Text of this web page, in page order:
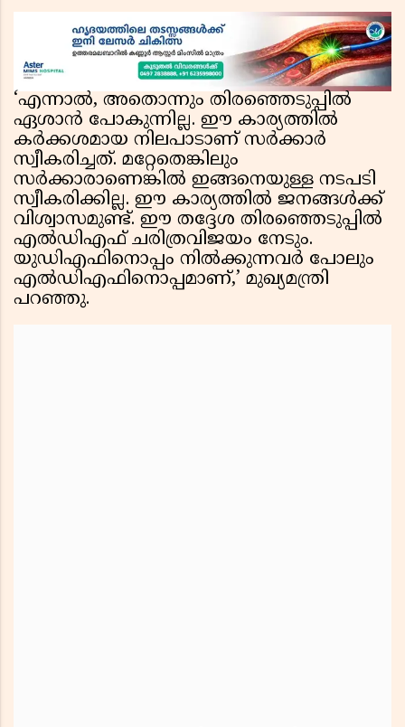
‘എന്നാൽ, അതൊന്നും തിരഞ്ഞെടുപ്പിൽ
ഏശാൻ പോകുന്നില്ല. ഈ കാര്യത്തിൽ
കർക്കശമായ നിലപാടാണ് സർക്കാർ
സ്വീകരിച്ചത്. മറ്റേതെങ്കിലും
സർക്കാരാണെങ്കിൽ ഇങ്ങനെയുള്ള നടപടി
സ്വീകരിക്കില്ല. ഈ കാര്യത്തിൽ ജനങ്ങൾക്ക്
വിശ്വാസമുണ്ട്. ഈ തദ്ദേശ തിരഞ്ഞെടുപ്പിൽ
എൽഡിഎഫ് ചരിത്രവിജയം നേടും.
യുഡിഎഫിനൊപ്പം നിൽക്കുന്നവർ പോലും
എൽഡിഎഫിനൊപ്പമാണ്,’ മുഖ്യമന്ത്രി
പറഞ്ഞു.